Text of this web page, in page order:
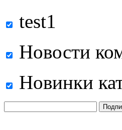
test1
Новости
Новинки